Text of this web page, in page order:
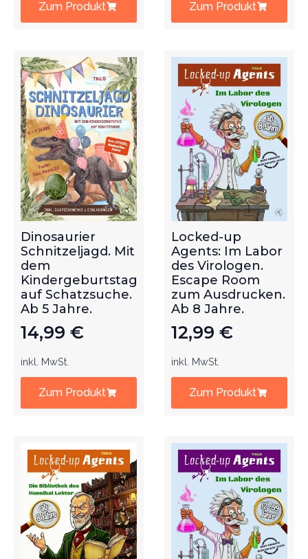
Zum Produkt Zum Produkt
Dinosaurier
Schnitzeljagd. Mit
dem
Kindergeburtstag
auf Schatzsuche.
Ab 5 Jahre.
14,99 €
inkl. MwSt.
Zum Produkt
Locked-up
Agents: Im Labor
des Virologen.
Escape Room
zum Ausdrucken.
Ab 8 Jahre.
12,99 €
inkl. MwSt.
Zum Produkt